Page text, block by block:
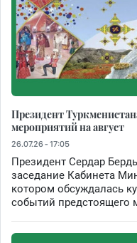
Президент
мероприятий на август
26.07.26 - 17:05
Президент Сердар
заседание Кабинета
котором обсуждалась
событий предстоящего